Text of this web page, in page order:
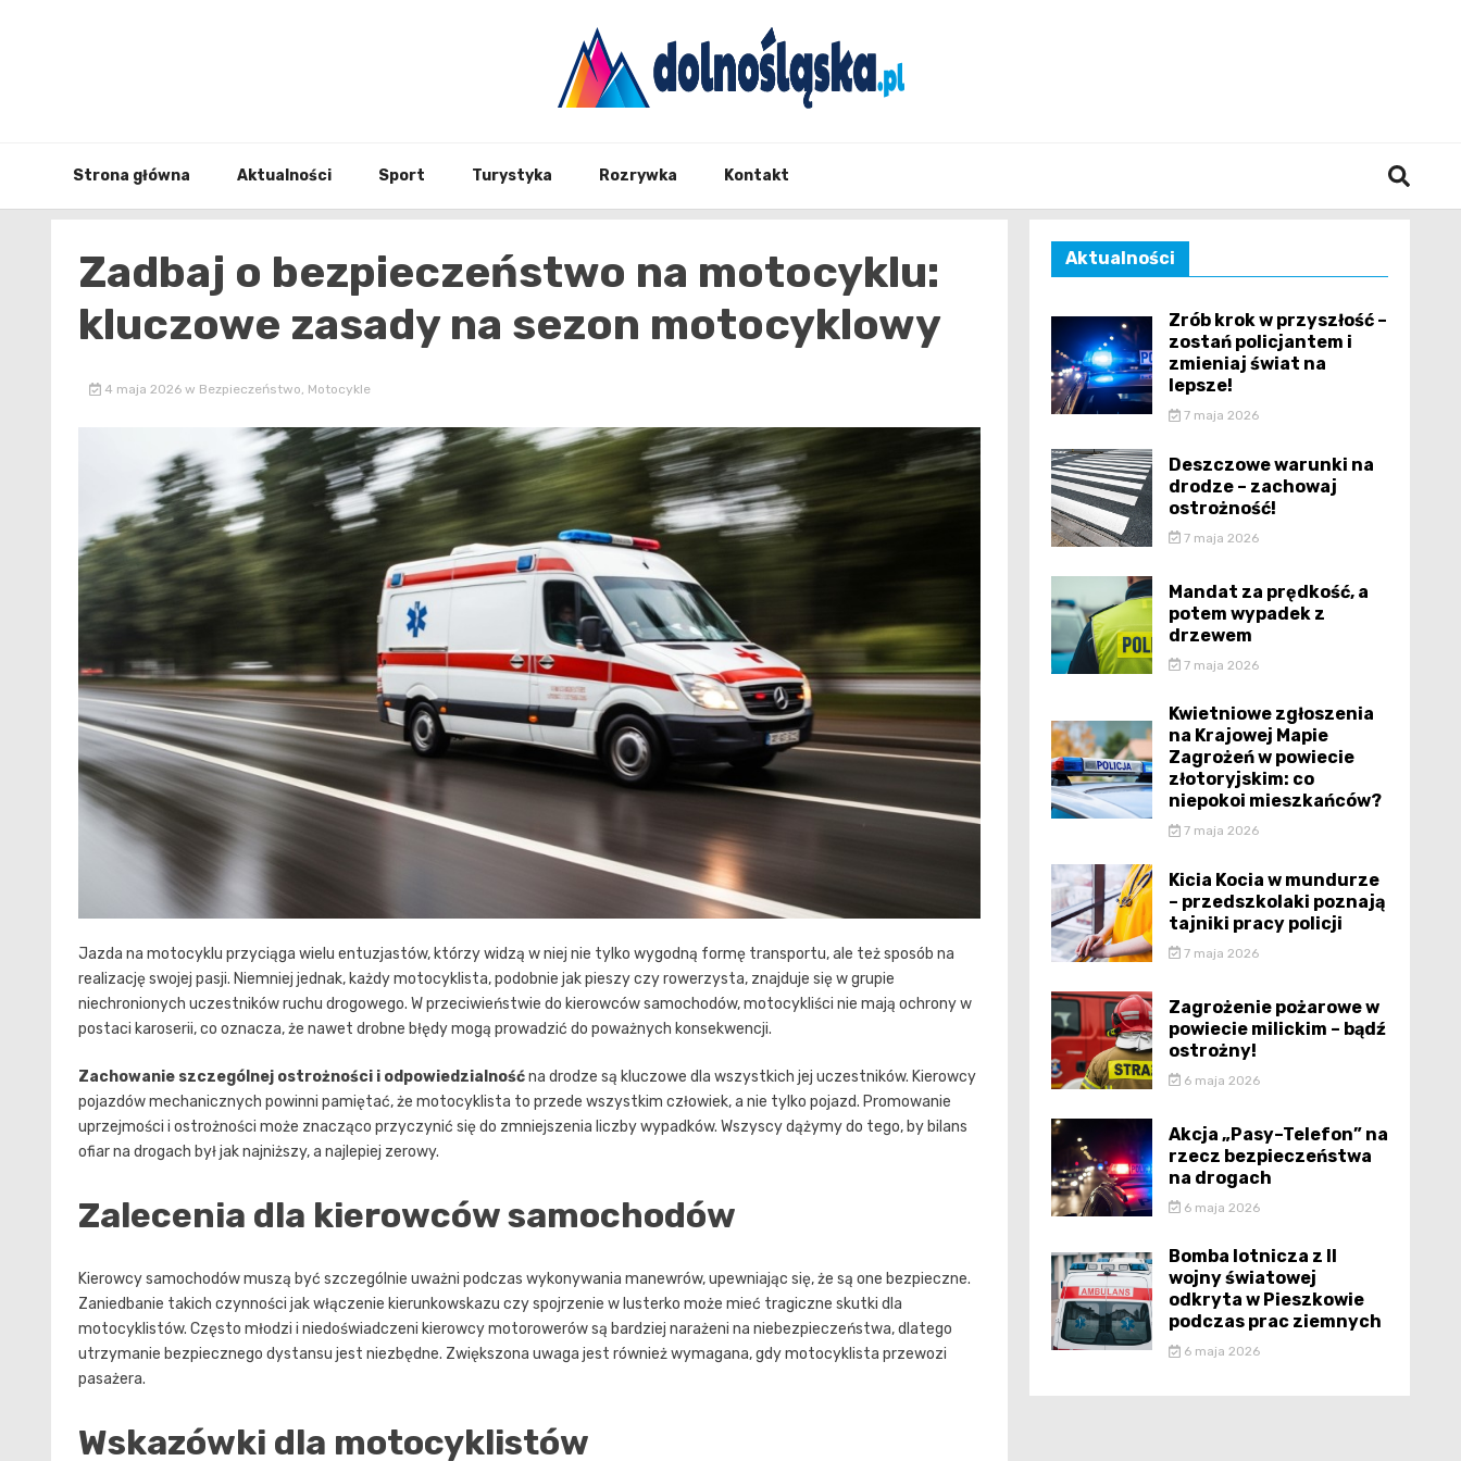
Strona główna Aktualności Sport Turystyka Rozrywka Kontakt
Zadbaj o bezpieczeństwo na motocyklu:
kluczowe zasady na sezon motocyklowy
4 maja 2026 w Bezpieczeństwo, Motocykle
Jazda na motocyklu przyciąga wielu entuzjastów, którzy widzą w niej nie tylko wygodną formę transportu, ale też sposób na
realizację swojej pasji. Niemniej jednak, każdy motocyklista, podobnie jak pieszy czy rowerzysta, znajduje się w grupie
niechronionych uczestników ruchu drogowego. W przeciwieństwie do kierowców samochodów, motocykliści nie mają ochrony w
postaci karoserii, co oznacza, że nawet drobne błędy mogą prowadzić do poważnych konsekwencji.
Zachowanie szczególnej ostrożności i odpowiedzialnośćna drodze są kluczowe dla wszystkich jej uczestników. Kierowcy
pojazdów mechanicznych powinni pamiętać, że motocyklista to przede wszystkim człowiek, a nie tylko pojazd. Promowanie
uprzejmości i ostrożności może znacząco przyczynić się do zmniejszenia liczby wypadków. Wszyscy dążymy do tego, by bilans
ofiar na drogach był jak najniższy, a najlepiej zerowy.
Zalecenia dla kierowców samochodów
Kierowcy samochodów muszą być szczególnie uważni podczas wykonywania manewrów, upewniając się, że są one bezpieczne.
Zaniedbanie takich czynności jak włączenie kierunkowskazu czy spojrzenie w lusterko może mieć tragiczne skutki dla
motocyklistów. Często młodzi i niedoświadczeni kierowcy motorowerów są bardziej narażeni na niebezpieczeństwa, dlatego
utrzymanie bezpiecznego dystansu jest niezbędne. Zwiększona uwaga jest również wymagana, gdy motocyklista przewozi
pasażera.
Wskazówki dla motocyklistów
Aktualności
Zrób krok w przyszłość –
zostań policjantem i
zmieniaj świat na
lepsze!
7 maja 2026
Deszczowe warunki na
drodze – zachowaj
ostrożność!
7 maja 2026
Mandat za prędkość, a
potem wypadek z
drzewem
7 maja 2026
Kwietniowe zgłoszenia
na Krajowej Mapie
Zagrożeń w powiecie
złotoryjskim: co
niepokoi mieszkańców?
7 maja 2026
Kicia Kocia w mundurze
– przedszkolaki poznają
tajniki pracy policji
7 maja 2026
Zagrożenie pożarowe w
powiecie milickim – bądź
ostrożny!
6 maja 2026
Akcja „Pasy–Telefon” na
rzecz bezpieczeństwa
na drogach
6 maja 2026
Bomba lotnicza z II
wojny światowej
odkryta w Pieszkowie
podczas prac ziemnych
6 maja 2026